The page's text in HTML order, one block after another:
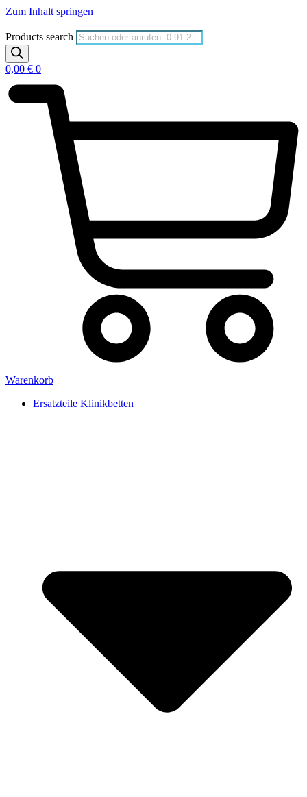
Zum Inhalt springen
Products search
0,00 € 0
Warenkorb
Ersatzteile Klinikbetten